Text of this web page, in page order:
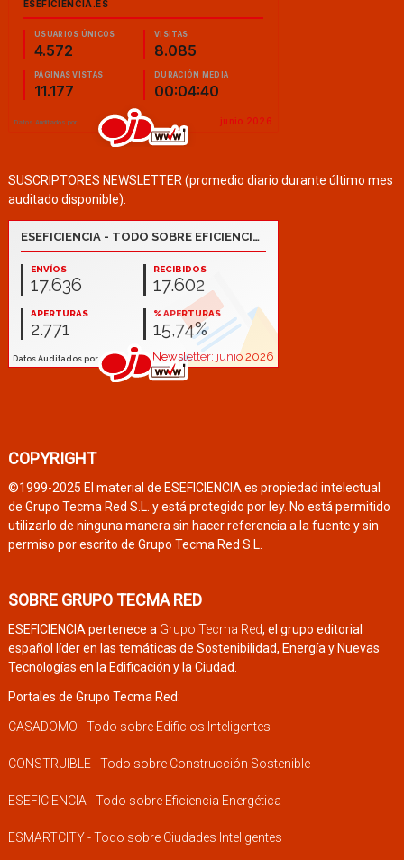
SUSCRIPTORES NEWSLETTER (promedio diario durante último mes
auditado disponible):
COPYRIGHT
©1999-2025 El material de ESEFICIENCIA es propiedad intelectual
de Grupo Tecma Red S.L. y está protegido por ley. No está permitido
utilizarlo de ninguna manera sin hacer referencia a la fuente y sin
permiso por escrito de Grupo Tecma Red S.L.
SOBRE GRUPO TECMA RED
ESEFICIENCIA pertenece a Grupo Tecma Red, el grupo editorial
español líder en las temáticas de Sostenibilidad, Energía y Nuevas
Tecnologías en la Edificación y la Ciudad.
Portales de Grupo Tecma Red:
CASADOMO - Todo sobre Edificios Inteligentes
CONSTRUIBLE - Todo sobre Construcción Sostenible
ESEFICIENCIA - Todo sobre Eficiencia Energética
ESMARTCITY - Todo sobre Ciudades Inteligentes